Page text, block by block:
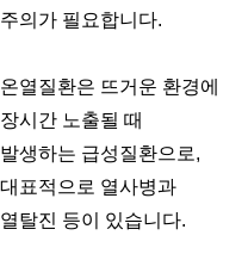
주의가 필요합니다.
온열질환은 뜨거운 환경에
장시간 노출될 때
발생하는 급성질환으로,
대표적으로 열사병과
열탈진 등이 있습니다.